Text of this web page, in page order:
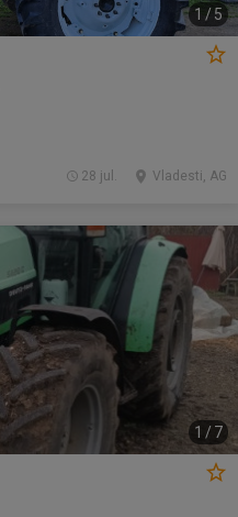
1 /5
Vladesti, AG
28 jul.
1 / 7